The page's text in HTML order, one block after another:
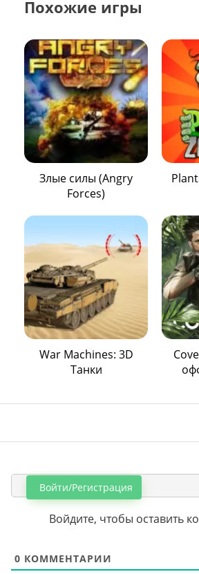
Похожие игры
Злые силы (Angry
Forces)
War Machines: 3D
Танки
Войти/Регистрация
Войдите, чтобы оставить
0 КОММЕНТАРИИ